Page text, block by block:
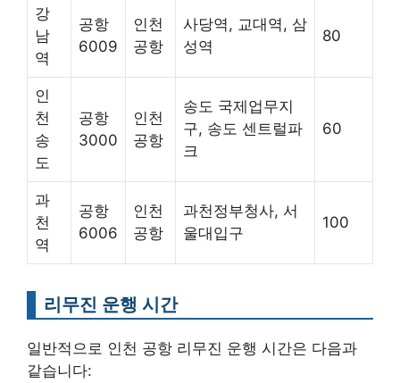
강
남
역
공항
6009
인천
공항
사당역, 교대역, 삼
성역
80
인
천
송
도
공항
3000
인천
공항
송도 국제업무지
구, 송도 센트럴파
크
60
과
천
역
공항
6006
인천
공항
과천정부청사, 서
울대입구
100
리무진 운행 시간
일반적으로 인천 공항 리무진 운행 시간은 다음과
같습니다: